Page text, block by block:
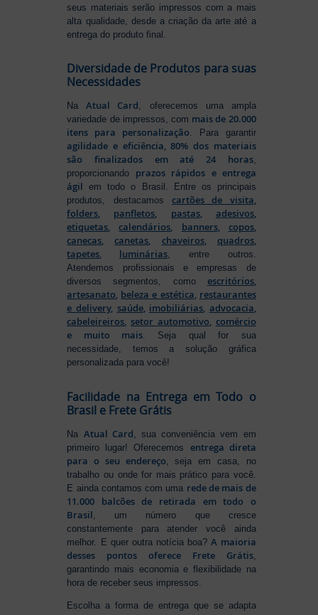
seus materiais serão impressos com a mais
alta qualidade, desde a criação da arte até a
entrega do produto final.
Diversidade de Produtos para suas
Necessidades
NaAtual Card, oferecemos uma ampla
variedade de impressos, com mais de 20.000
itens para personalização. Para garantir
agilidade e eficiência, 80% dos materiais
são finalizados em até 24 horas,
proporcionando prazos rápidos e entrega
ágil em todo o Brasil. Entre os principais
produtos, destacamos cartões de visita,
folders, panfletos, pastas, adesivos,
etiquetas,calendários, banners, copos,
canecas,canetas, chaveiros, quadros,
tapetes, luminárias, entre outros.
Atendemos profissionais e empresas de
diversos segmentos, como escritórios,
artesanato, beleza e estética, restaurantes
e delivery, saúde, imobiliárias, advocacia,
cabeleireiros, setor automotivo, comércio
e muito mais. Seja qual for sua
necessidade, temos a solução gráfica
personalizada para você!
Facilidade na Entrega em Todo o
Brasil e Frete Grátis
Na Atual Card , sua conveniência vem em
primeiro lugar! Oferecemos entrega direta
para o seu endereço , seja em casa, no
trabalho ou onde for mais prático para você.
E ainda contamos com uma rede de mais de
11.000 balcões de retirada em todo o
Brasil , um número que cresce
constantemente para atender você ainda
melhor. E quer outra notícia boa?A maioria
desses pontos oferece Frete Grátis,
garantindo mais economia e flexibilidade na
hora de receber seus impressos.
Escolha a forma de entrega que se adapta